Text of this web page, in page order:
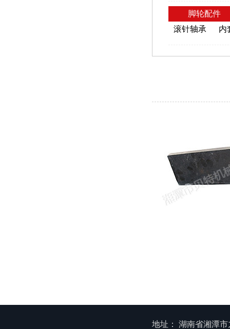
脚轮配件
滚针轴承
内
地址： 湖南省湘潭